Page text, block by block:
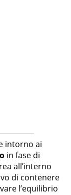
intorno ai
in fase di
all’interno
di contenere
l’equilibrio